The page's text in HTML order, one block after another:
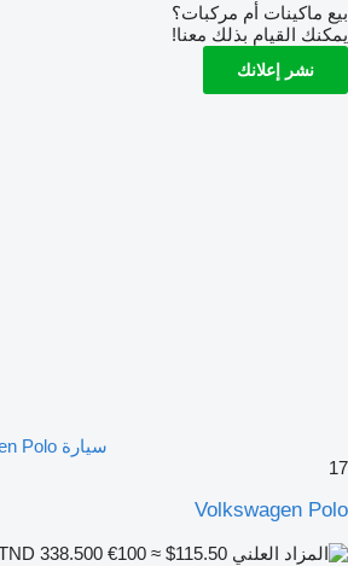
بيع ماكينات أم مركبات؟
يمكنك القيام بذلك معنا!
نشر إعلانك
سيارة Volkswagen Polo
17
Volkswagen Polo
€100 ≈ $115.50